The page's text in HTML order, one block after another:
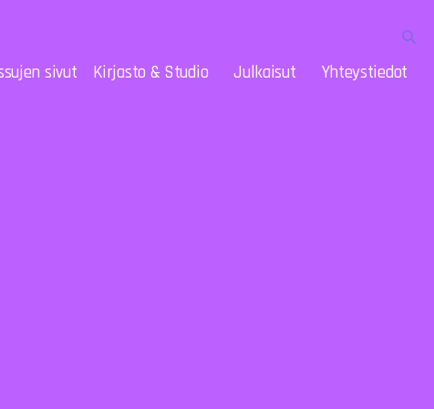
sivut Kirjasto & Studio Julkaisut Yhteystiedot